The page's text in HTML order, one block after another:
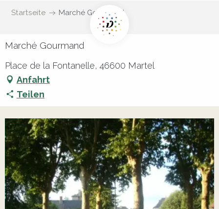
Startseite Marché Gourmand
Marché Gourmand
Place de la Fontanelle, 46600 Martel
Anfahrt
Teilen